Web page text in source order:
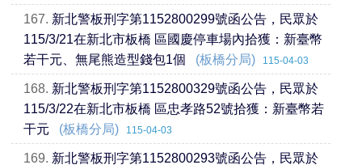
167. 新北警板刑字第1152800299號函公告，民眾於
115/3/21在新北市板橋 區國慶停車場內拾獲：新臺幣
若干元、無尾熊造型錢包1個
(板橋分局) 115-04-03
168. 新北警板刑字第1152800329號函公告，民眾於
115/3/22在新北市板橋 區忠孝路52號拾獲：新臺幣若
干元
(板橋分局) 115-04-03
169. 新北警板刑字第1152800293號函公告，民眾於